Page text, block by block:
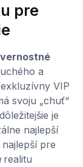
pre
a
VIP
svoju „chuť“
je
najlepší
pre
realitu